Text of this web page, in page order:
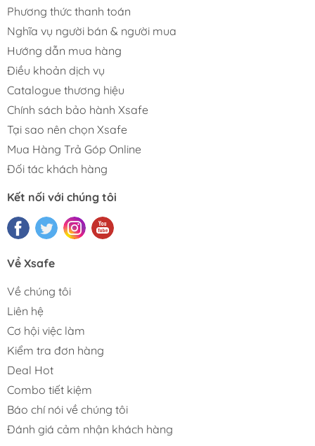
Phương thức thanh toán
Nghĩa vụ người bán & người mua
Hướng dẫn mua hàng
Điều khoản dịch vụ
Catalogue thương hiệu
Chính sách bảo hành Xsafe
Tại sao nên chọn Xsafe
Mua Hàng Trả Góp Online
Đối tác khách hàng
Kết nối với chúng tôi
Về Xsafe
Về chúng tôi
Liên hệ
Cơ hội việc làm
Kiểm tra đơn hàng
Deal Hot
Combo tiết kiệm
Báo chí nói về chúng tôi
Đánh giá cảm nhận khách hàng